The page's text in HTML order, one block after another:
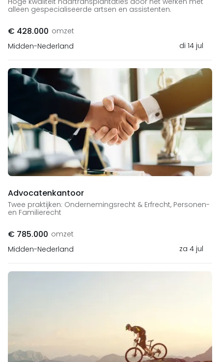
alleen gespecialiseerde artsen en assistenten.
€ 428.000 omzet
Midden-Nederland
di 14 jul
Advocatenkantoor
Twee praktijken: Ondernemingsrecht & Erfrecht, Personen-
en Familierecht
€ 785.000 omzet
Midden-Nederland
za 4 jul